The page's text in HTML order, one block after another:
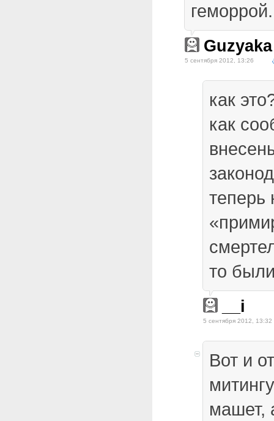
геморрой.
Guzyaka
5 сентября 2012, 13:26
как
как
теперь
то
__i
5 сентября 2012, 13:32
Вот и
машет,